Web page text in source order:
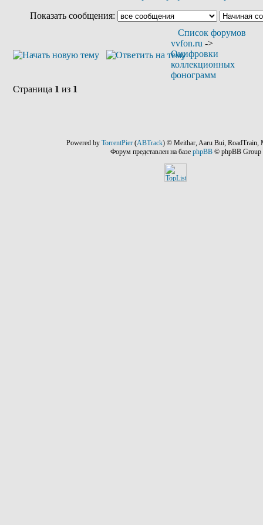
Показать сообщения:
Список форумов
vvfon.ru ->
Оцифровки
коллекционных
фонограмм
Страница 1 из 1
Powered by TorrentPier(ABTrack) © Meithar, Aaru Bui, RoadTrain,
Форум представлен на базе phpBB © phpBB Group